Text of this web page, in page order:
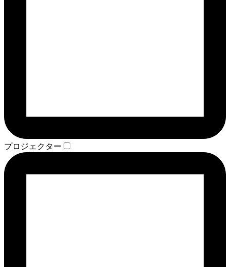
プロジェクター